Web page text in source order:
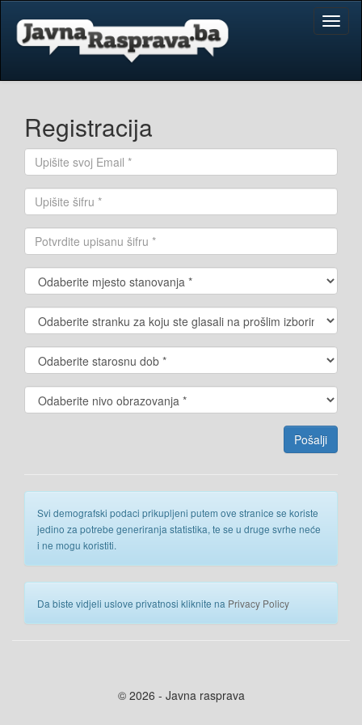
Registracija
Svi demografski podaci prikupljeni putem ove stranice se koriste
jedino za potrebe generiranja statistika, te se u druge svrhe neće
i ne mogu koristiti.
Da biste vidjeli uslove privatnosi kliknite na Privacy Policy
© 2026 - Javna rasprava